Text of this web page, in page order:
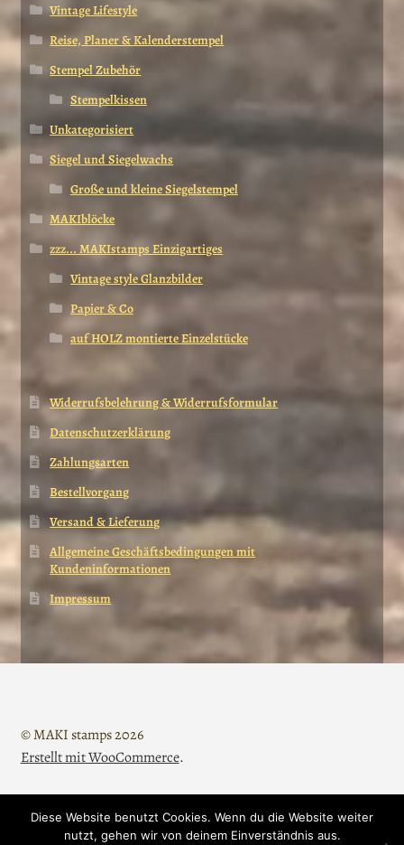
Vintage Lifestyle
Reise, Planer & Kalenderstempel
Stempel Zubehör
Stempelkissen
Unkategorisiert
Siegel und Siegelwachs
Große und kleine Siegelstempel
MAKIblöcke
zzz... MAKIstamps Einzigartiges
Vintage style Glanzbilder
Papier & Co
auf HOLZ montierte Einzelstücke
Widerrufsbelehrung & Widerrufsformular
Datenschutzerklärung
Zahlungsarten
Bestellvorgang
Versand & Lieferung
Allgemeine Geschäftsbedingungen mit
Kundeninformationen
Impressum
© MAKI stamps 2026
Erstellt mit WooCommerce.
Vertrag widerrufen
Diese Website benutzt Cookies. Wenn du die Website weiter
nutzt, gehen wir von deinem Einverständnis aus.